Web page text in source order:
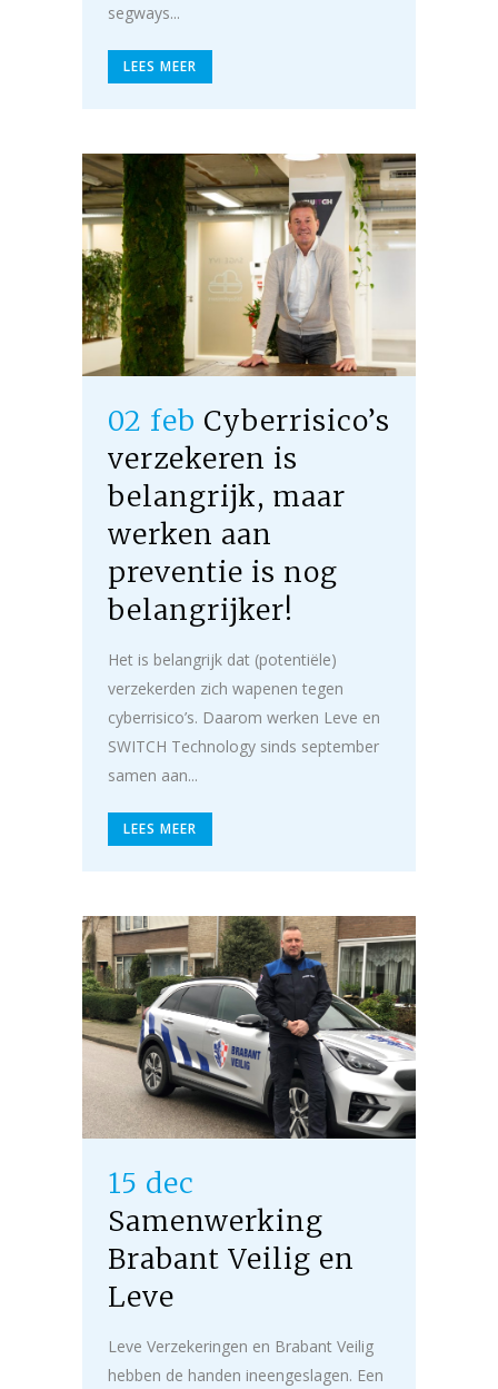
segways...
LEES MEER
02 feb Cyberrisico’s
verzekeren is
belangrijk, maar
werken aan
preventie is nog
belangrijker!
Het is belangrijk dat (potentiële)
verzekerden zich wapenen tegen
cyberrisico’s. Daarom werken Leve en
SWITCH Technology sinds september
samen aan...
LEES MEER
15 dec
Samenwerking
Brabant Veilig en
Leve
Leve Verzekeringen en Brabant Veilig
hebben de handen ineengeslagen. Een